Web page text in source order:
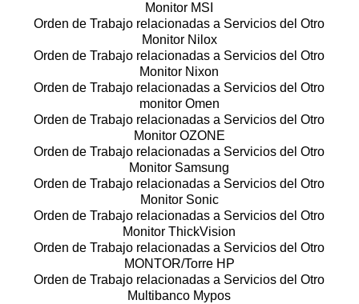
Monitor MSI
Orden de Trabajo relacionadas a Servicios del Otro
Monitor Nilox
Orden de Trabajo relacionadas a Servicios del Otro
Monitor Nixon
Orden de Trabajo relacionadas a Servicios del Otro
monitor Omen
Orden de Trabajo relacionadas a Servicios del Otro
Monitor OZONE
Orden de Trabajo relacionadas a Servicios del Otro
Monitor Samsung
Orden de Trabajo relacionadas a Servicios del Otro
Monitor Sonic
Orden de Trabajo relacionadas a Servicios del Otro
Monitor ThickVision
Orden de Trabajo relacionadas a Servicios del Otro
MONTOR/Torre HP
Orden de Trabajo relacionadas a Servicios del Otro
Multibanco Mypos